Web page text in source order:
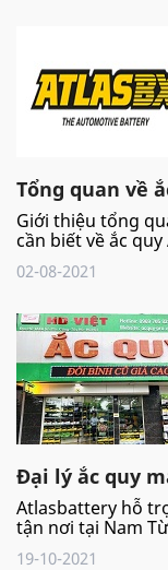
Tổng quan về
Giới thiệu tổng
cần biết về ắc quy
02-08-2021
Đại lý ắc quy
Atlasbattery hỗ
tận nơi tại Nam
19-10-2021